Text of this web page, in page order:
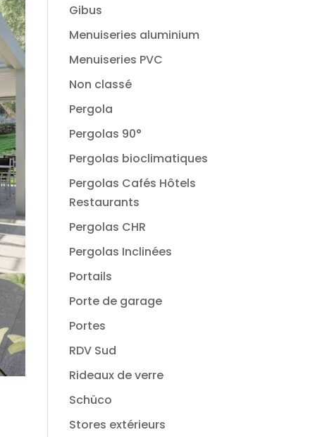
Gibus
Menuiseries aluminium
Menuiseries PVC
Non classé
Pergola
Pergolas 90°
Pergolas bioclimatiques
Pergolas Cafés Hôtels
Restaurants
Pergolas CHR
Pergolas Inclinées
Portails
Porte de garage
Portes
RDV Sud
Rideaux de verre
Schüco
Stores extérieurs